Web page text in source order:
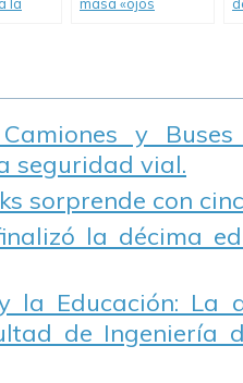
Camiones y
seguridad vial.
sorprende con
la décima
la Educación: La
de Ingeniería